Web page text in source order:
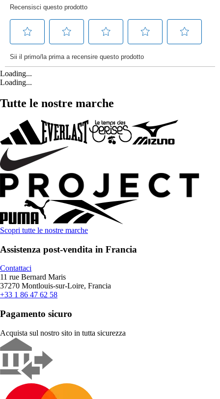
Loading...
Loading...
Tutte le nostre marche
Scopri tutte le nostre marche
Assistenza post-vendita in Francia
Contattaci
11 rue Bernard Maris
37270 Montlouis-sur-Loire, Francia
+33 1 86 47 62 58
Pagamento sicuro
Acquista sul nostro sito in tutta sicurezza